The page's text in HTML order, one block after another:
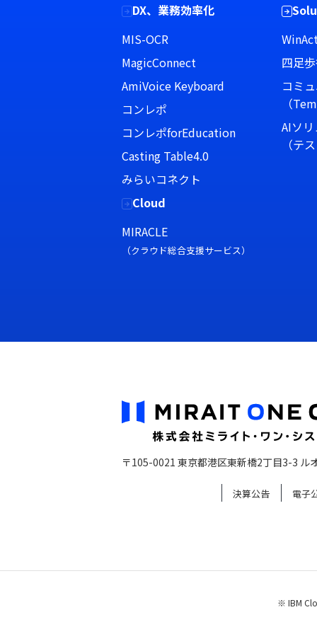
DX、業務効率化
MIS-OCR
MagicConnect
AmiVoice Keyboard
コンレポ
コンレポforEducation
Casting Table4.0
みらいコネクト
四足
コミ
（
AIソ
（テ
Cloud
MIRACLE
（クラウド総合支援サービス）
〒105-0021 東京都港区東新橋2丁目3-3 ル
決算公告 電子
※ IBM